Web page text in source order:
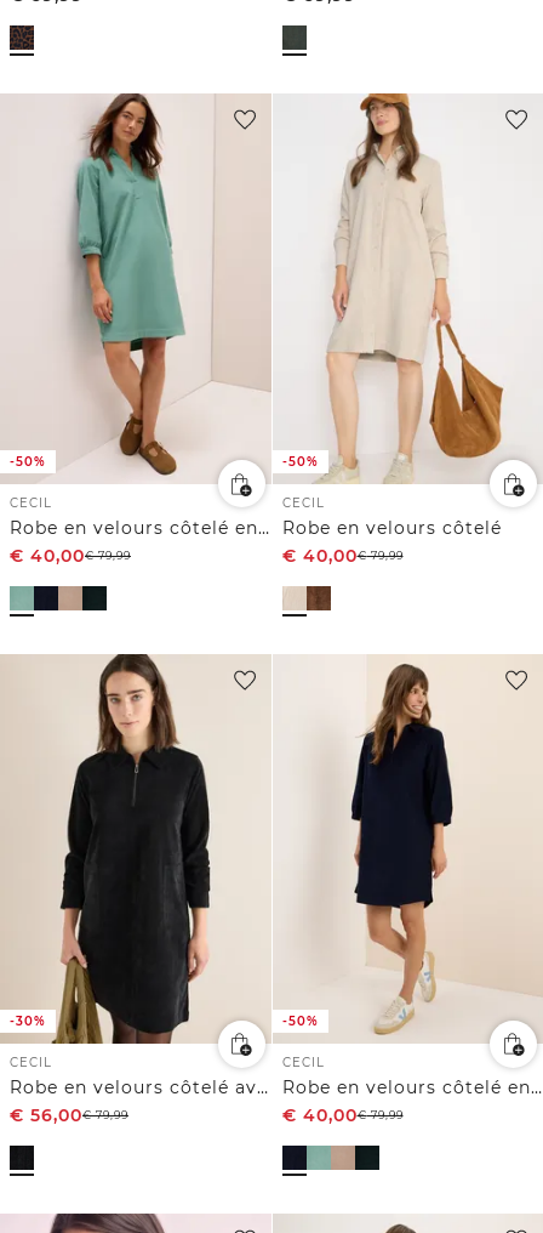
-50%
CECIL
Robe en velours côtelé en couleur unie
€ 40,00€79,99
-50%
CECIL
Robe en velours côtelé
€ 40,00€79,99
-30%
CECIL
Robe en velours côtelé avec fermeture éclair
€ 56,00€79,99
-50%
CECIL
Robe en velours côtelé en couleur unie
€ 40,00€79,99